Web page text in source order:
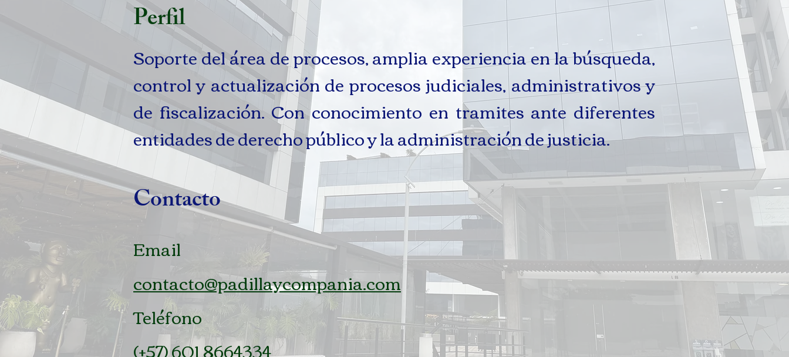
Perfil
Soporte del área de procesos, amplia experiencia en la búsqueda,
control y actualización de procesos judiciales, administrativos y
de fiscalización. Con conocimiento en tramites ante diferentes
entidades de derecho público y la administración de justicia.
Contacto
Email
contacto@padillaycompania.com
Teléfono
(+57) 601 8664334